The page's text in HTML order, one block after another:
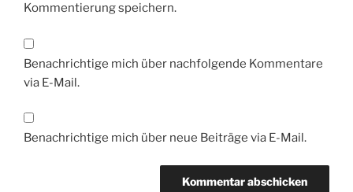
Kommentierung speichern.
Benachrichtige mich über nachfolgende Kommentare
via E-Mail.
Benachrichtige mich über neue Beiträge via E-Mail.